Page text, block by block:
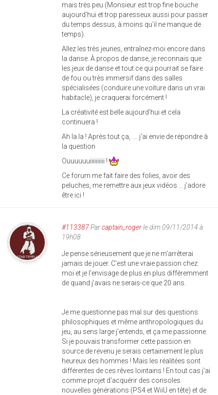
mais très peu (Monsieur est trop fine bouche
aujourd'hui et trop paresseux aussi pour passer
du temps dessus, à moins qu'il ne manque de
temps).
Allez les très jeunes, entraînez-moi encore dans
la danse. À propos de danse, je reconnais que
les jeux de danse et tout ce qui pourrait se faire
de fou ou très immersif dans des salles
spécialisées (conduire une voiture dans un vrai
habitacle), je craquerai forcément !
La créativité est belle aujourd'hui et cela
continuera !
Ah la la ! Après tout ça, .... j'ai envie de répondre à
la question
Ouuuuuuiiiiiiiiii !
Ce forum me fait faire des folies, avoir des
peluches, me remettre aux jeux vidéos ... j'adore
être ici !
#113387Parcaptain_rogerle dim 09/11/2014 à
19h08
Je pense sérieusement que je ne m'arrêterai
jamais de jouer. C'est une vraie passion chez
moi et je l'envisage de plus en plus différemment
de quand j'avais ne serais-ce que 20 ans.
Je me questionne pas mal sur des questions
philosophiques et même anthropologiques du
jeu, au sens large j'entends, et ça me passionne.
Si je pouvais transformer cette passion en
source de revenu je serais certainement le plus
heureux des hommes ! Mais les réalitées sont
différentes de ces rêves lointains ! En tout cas j'ai
comme projet d'acquérir des consoles
nouvelles générations (PS4 et WiiU en tête) et de